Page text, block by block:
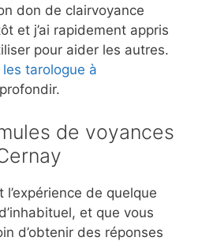
don de clairvoyance
et j’ai rapidement appris
pour aider les autres.
tarologue à
de voyances
de quelque
et que vous
d’obtenir des réponses